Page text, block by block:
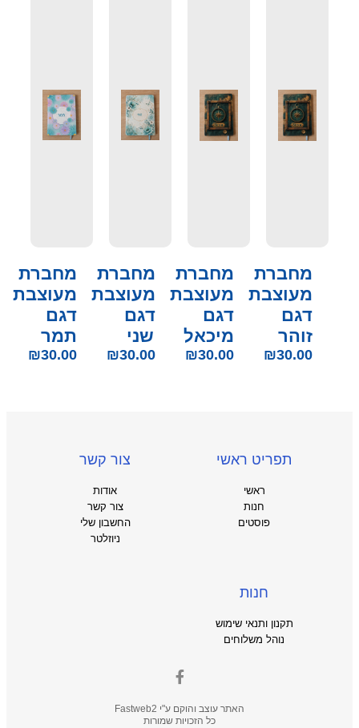
מחברת
מעוצבת
דגם
זוהר
₪30.00
מחברת
מעוצבת
דגם
מיכאל
₪30.00
מחברת
מעוצבת
דגם
שני
₪30.00
מחברת
מעוצבת
דגם
תמר
₪30.00
תפריט ראשי
ראשי
חנות
פוסטים
צור קשר
אודות
צור קשר
החשבון שלי
ניוזלטר
חנות
תקנון ותנאי שימוש
נוהל משלוחים
האתר עוצב והוקם ע"י Fastweb2
כל הזכויות שמורות